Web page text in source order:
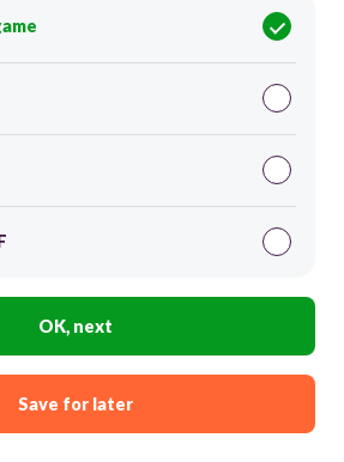
OK, next
Save for later